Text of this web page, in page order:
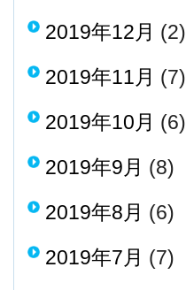
2019年12月 (2)
2019年11月 (7)
2019年10月 (6)
2019年9月 (8)
2019年8月 (6)
2019年7月 (7)